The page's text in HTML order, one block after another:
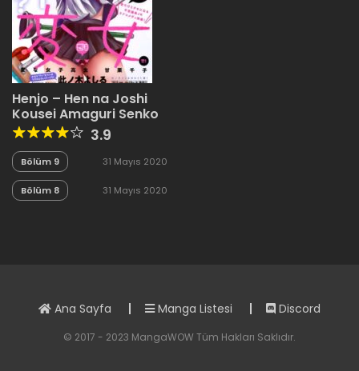
Henjo – Hen na Joshi
Kousei Amaguri Senko
3.9
Bölüm 9 31 Mayıs 2020
Bölüm 8 31 Mayıs 2020
Ana Sayfa Manga Listesi Discord
© 2017 - 2023 MangaWOW Tüm Hakları Saklıdır.